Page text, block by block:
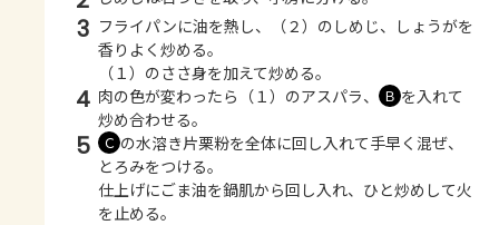
3 フライパンに油を熱し、（２）のしめじ、しょうがを
香りよく炒める。
（１）のささ身を加えて炒める。
4 肉の色が変わったら（１）のアスパラ、 Ｂ を入れて
炒め合わせる。
5 Ｃ の水溶き片栗粉を全体に回し入れて手早く混ぜ、
とろみをつける。
仕上げにごま油を鍋肌から回し入れ、ひと炒めして火
を止める。